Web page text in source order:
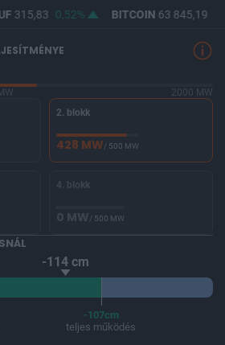
315,83 0,52% BITCOIN63 845,19
2000 MW
2. blokk
428 MW/ 500 MW
4. blokk
0 MW/ 500 MW
-114 cm
-107cm
teljes működés